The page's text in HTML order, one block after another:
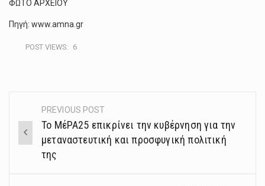
ΦΩΤΟ ΑΡΧΕΙΟΥ
Πηγή: www.amna.gr
POST VIEWS: 6
Post
navigation
PREVIOUS POST
Το ΜέΡΑ25 επικρίνει την κυβέρνηση για την
μεταναστευτική και προσφυγική πολιτική
της